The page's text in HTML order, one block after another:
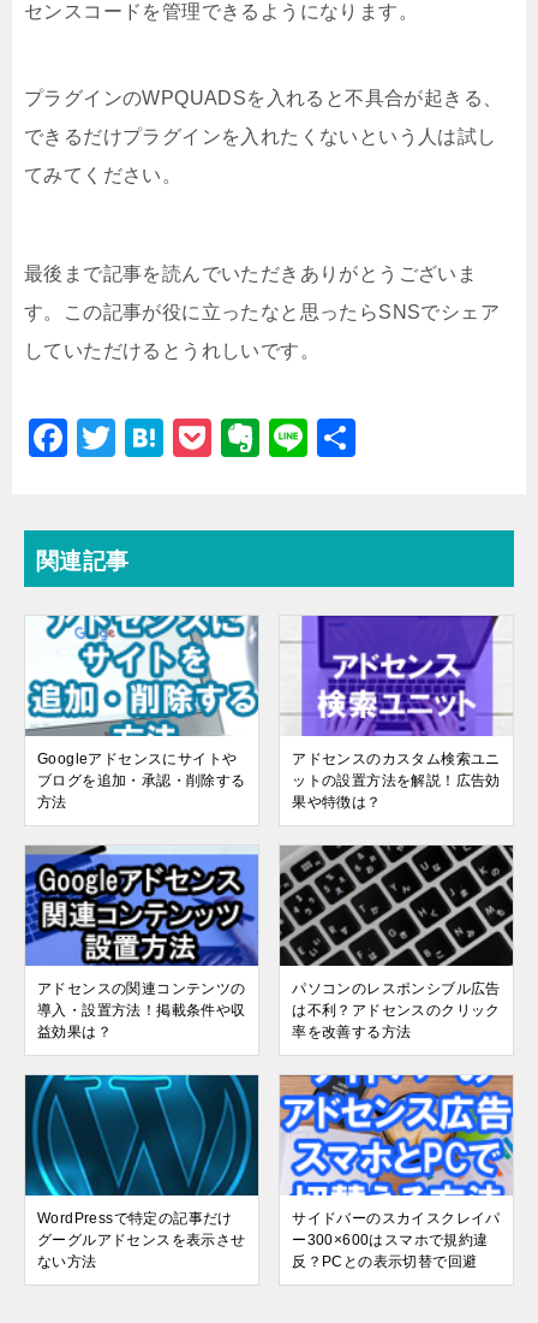
センスコードを管理できるようになります。
プラグインのWPQUADSを入れると不具合が起きる、
できるだけプラグインを入れたくないという人は試し
てみてください。
最後まで記事を読んでいただきありがとうございま
す。この記事が役に立ったなと思ったらSNSでシェア
していただけるとうれしいです。
F
e
b
o
o
k
T
er
H
a
P
et
E
ot
e
Li
関連記事
Googleアドセンスにサイトや
ブログを追加・承認・削除する
方法
アドセンスのカスタム検索ユニ
ットの設置方法を解説！広告効
果や特徴は？
アドセンスの関連コンテンツの
導入・設置方法！掲載条件や収
益効果は？
パソコンのレスポンシブル広告
は不利？アドセンスのクリック
率を改善する方法
WordPressで特定の記事だけ
グーグルアドセンスを表示させ
ない方法
サイドバーのスカイスクレイパ
ー300×600はスマホで規約違
反？PCとの表示切替で回避